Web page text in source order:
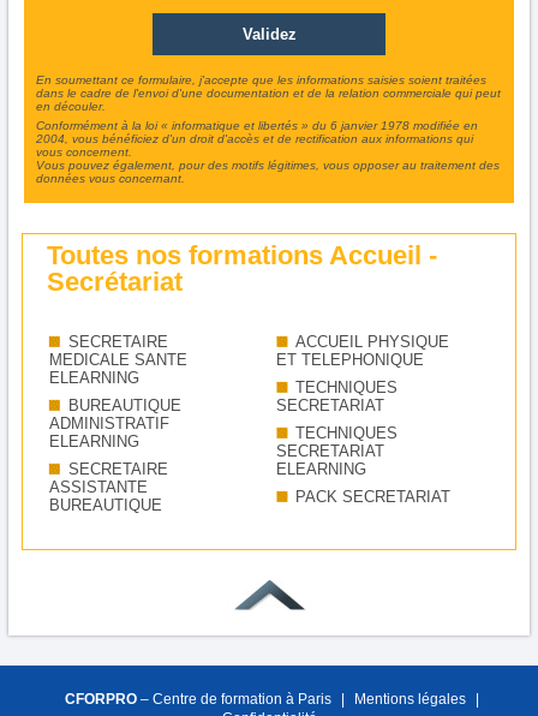
En soumettant ce formulaire, j'accepte que les informations saisies soient traitées
dans le cadre de l'envoi d'une documentation et de la relation commerciale qui peut
en découler.
Conformément à la loi « informatique et libertés » du 6 janvier 1978 modifiée en
2004, vous bénéficiez d'un droit d'accès et de rectification aux informations qui
vous concernent.
Vous pouvez également, pour des motifs légitimes, vous opposer au traitement des
données vous concernant.
Toutes nos formations Accueil -
Secrétariat
SECRETAIRE
MEDICALE SANTE
ELEARNING
BUREAUTIQUE
ADMINISTRATIF
ELEARNING
SECRETAIRE
ASSISTANTE
BUREAUTIQUE
ACCUEIL PHYSIQUE
ET TELEPHONIQUE
TECHNIQUES
SECRETARIAT
TECHNIQUES
SECRETARIAT
ELEARNING
PACK SECRETARIAT
CFORPRO – Centre de formation à Paris | Mentions légales
|